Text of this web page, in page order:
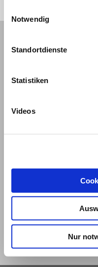
Notwendig
Standortdienste
Statistiken
Videos
Nur